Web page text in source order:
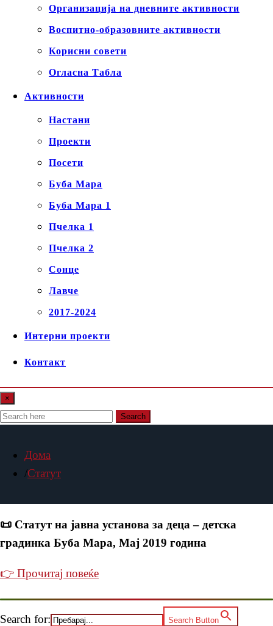
Организација на дневните активности
Воспитно-образовните активности
Корисни совети
Огласна Табла
Активности
Настани
Проекти
Посети
Буба Мара
Буба Мара 1
Пчелка 1
Пчелка 2
Сонце
Лавче
2017-2024
Интерни проекти
Контакт
×
Search
Дома
Статут
📜 Статут на јавна установа за деца – детска
градинка Буба Мара, Мај 2019 година
👉 Прочитај повеќе
Search for: Search Button